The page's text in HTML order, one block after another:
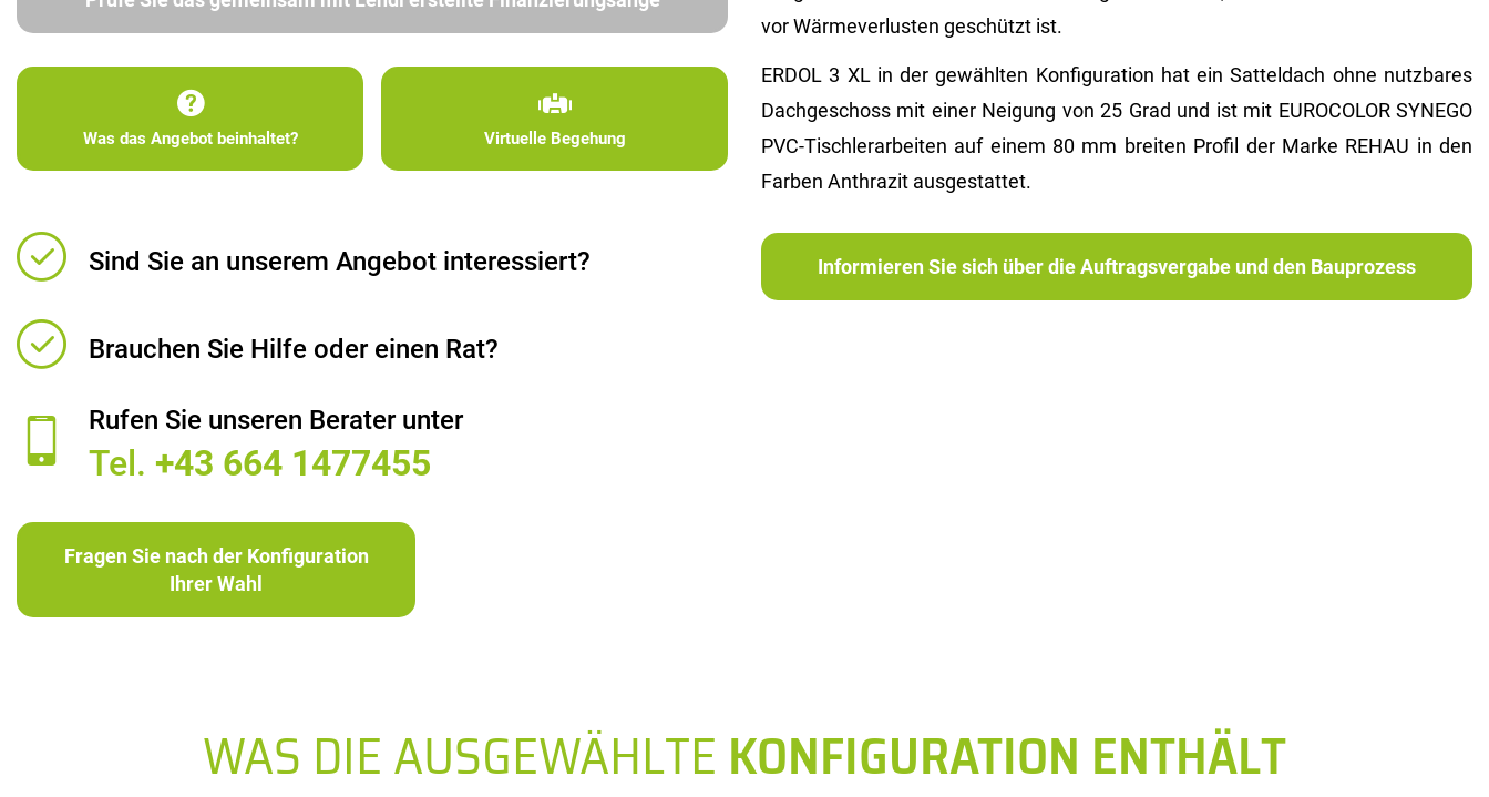
vor Wärmeverlusten geschützt ist.
ERDOL 3 XL in der gewählten Konfiguration hat ein Satteldach ohne nutzbares
Dachgeschoss mit einer Neigung von 25 Grad und ist mit EUROCOLOR SYNEGO
PVC-Tischlerarbeiten auf einem 80 mm breiten Profil der Marke REHAU in den
Farben Anthrazit ausgestattet.
Informieren Sie sich über die Auftragsvergabe und den Bauprozess
Was das Angebot beinhaltet? Virtuelle Begehung
Sind Sie an unserem Angebot interessiert?
Brauchen Sie Hilfe oder einen Rat?
Rufen Sie unseren Berater unter
Tel. +43 664 1477455
Fragen Sie nach der Konfiguration
Ihrer Wahl
WAS DIE AUSGEWÄHLTE KONFIGURATION ENTHÄLT